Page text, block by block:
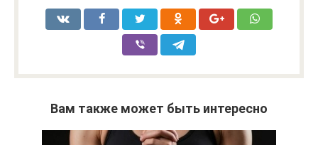
Вам также может быть интересно